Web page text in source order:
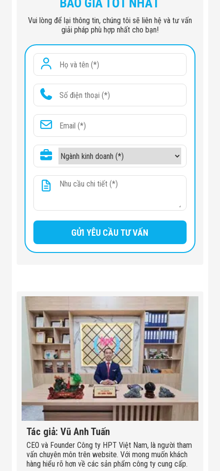
Dự Án Khối Nhà
Máy
Xưởng -
Logistics
Tin Công Nghệ
BÁO GIÁ TỐT NHẤT
Vui lòng để lại thông tin, chúng tôi sẽ liên hệ và tư vấn
giải pháp phù hợp nhất cho bạn!
Tác giả: Vũ Anh Tuấn
CEO và Founder Công ty HPT Việt Nam, là người tham
vấn chuyên môn trên website. Với mong muốn khách
hàng hiểu rõ hơn về các sản phẩm công ty cung cấp.